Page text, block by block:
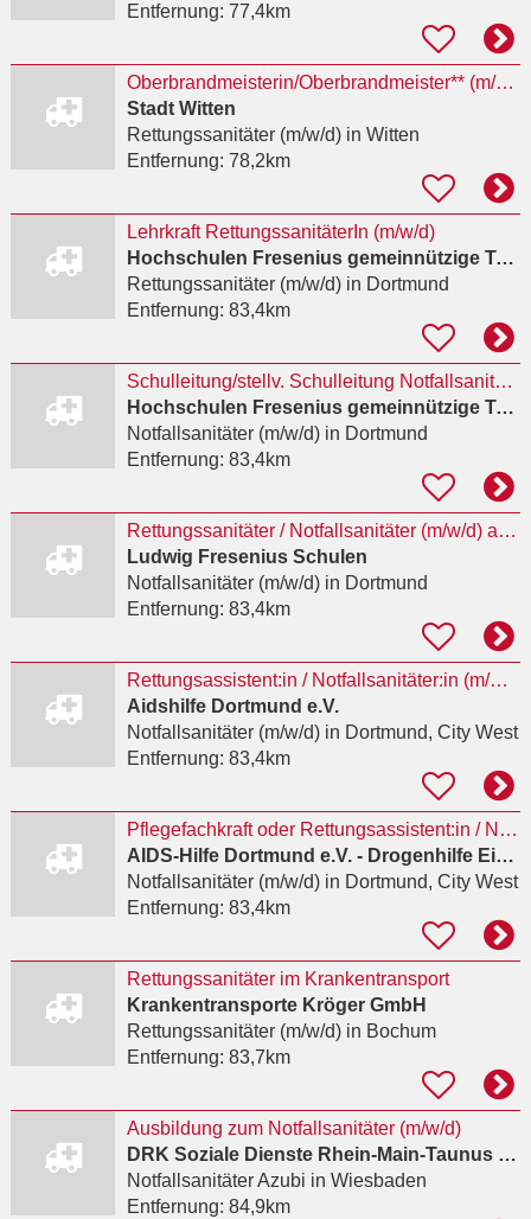
Entfernung: 77,4km
Oberbrandmeisterin/Oberbrandmeister** (m/w/d)
Stadt Witten
Rettungssanitäter (m/w/d)in Witten
Entfernung: 78,2km
Lehrkraft RettungssanitäterIn (m/w/d)
Hochschulen Fresenius gemeinnützige Trägerges. mbH
Rettungssanitäter (m/w/d)in Dortmund
Entfernung: 83,4km
Schulleitung/stellv. Schulleitung NotfallsanitäterIn mit Praxisanleiter(m/w/d)
Hochschulen Fresenius gemeinnützige Trägerges. mbH
Notfallsanitäter (m/w/d)in Dortmund
Entfernung: 83,4km
Rettungssanitäter / Notfallsanitäter (m/w/d) als Lehrkraft
Ludwig Fresenius Schulen
Notfallsanitäter (m/w/d)in Dortmund
Entfernung: 83,4km
Rettungsassistent:in / Notfallsanitäter:in (m/w/d) für die Drogenhilfeeinrichtung kick in Teilzeit
Aidshilfe Dortmund e.V.
Notfallsanitäter (m/w/d)in Dortmund, City West
Entfernung: 83,4km
Pflegefachkraft oder Rettungsassistent:in / Notfallsanitäter:in (m/w/d) für Teamleitung
AIDS-Hilfe Dortmund e.V. - Drogenhilfe Einrichtung Kick
Notfallsanitäter (m/w/d)in Dortmund, City West
Entfernung: 83,4km
Rettungssanitäter im Krankentransport
Krankentransporte Kröger GmbH
Rettungssanitäter (m/w/d)in Bochum
Entfernung: 83,7km
Ausbildung zum Notfallsanitäter (m/w/d)
DRK Soziale Dienste Rhein-Main-Taunus gGmbH
Notfallsanitäter Azubi in Wiesbaden
Entfernung: 84,9km